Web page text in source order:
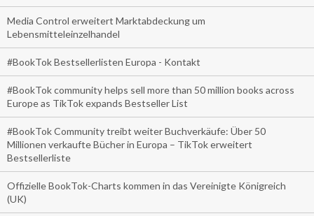
Media Control erweitert Marktabdeckung um
Lebensmitteleinzelhandel
#BookTok Bestsellerlisten Europa - Kontakt
#BookTok community helps sell more than 50 million books across
Europe as TikTok expands Bestseller List
#BookTok Community treibt weiter Buchverkäufe: Über 50
Millionen verkaufte Bücher in Europa – TikTok erweitert
Bestsellerliste
Offizielle BookTok-Charts kommen in das Vereinigte Königreich
(UK)